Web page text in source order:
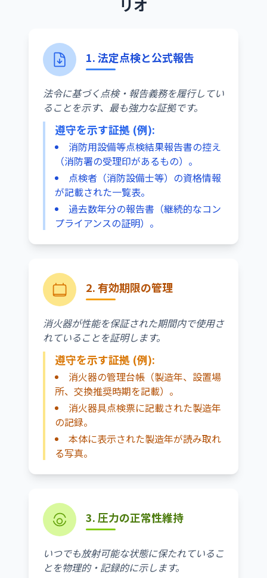
リオ
1. 法定点検と公式報告
法令に基づく点検・報告義務を履行してい
ることを示す、最も強力な証拠です。
遵守を示す証拠 (例):
消防用設備等点検結果報告書の控え
（消防署の受理印があるもの）。
点検者（消防設備士等）の資格情報
が記載された一覧表。
過去数年分の報告書（継続的なコン
プライアンスの証明）。
2. 有効期限の管理
消火器が性能を保証された期間内で使用さ
れていることを証明します。
遵守を示す証拠 (例):
消火器の管理台帳（製造年、設置場
所、交換推奨時期を記載）。
消火器具点検票に記載された製造年
の記録。
本体に表示された製造年が読み取れ
る写真。
3. 圧力の正常性維持
いつでも放射可能な状態に保たれているこ
とを物理的・記録的に示します。